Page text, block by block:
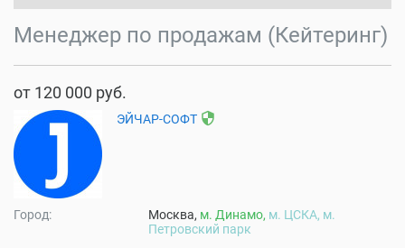
Менеджер по продажам (Кейтеринг)
от 120 000 руб.
ЭЙЧАР-СОФТ security
Город: Москва, м. Динамо, м. ЦСКА, м.
Петровский парк